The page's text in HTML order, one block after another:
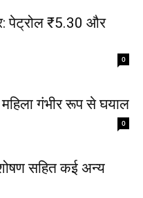
पेट्रोल ₹5.30 और
0
गंभीर रूप से घयाल
0
शोषण सहित कई अन्य